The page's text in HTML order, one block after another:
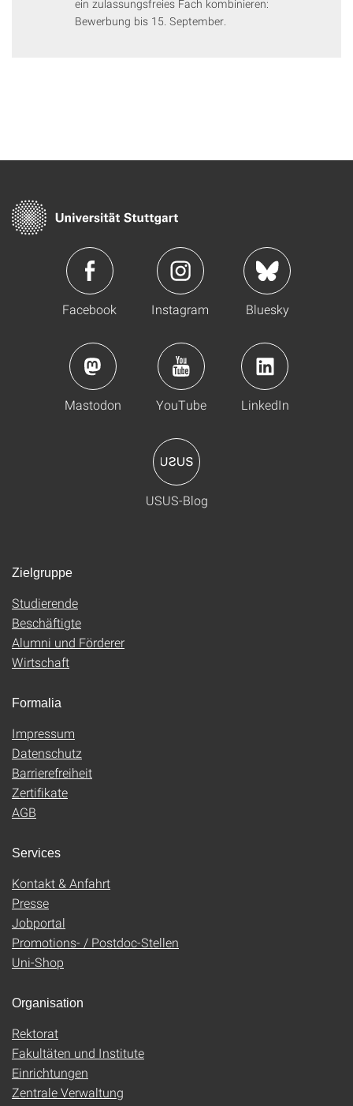
ein zulassungsfreies Fach kombinieren:
Bewerbung bis 15. September.
Facebook Instagram Bluesky
Mastodon YouTube LinkedIn
USUS-Blog
Zielgruppe
Studierende
Beschäftigte
Alumni und Förderer
Wirtschaft
Formalia
Impressum
Datenschutz
Barrierefreiheit
Zertifikate
AGB
Services
Kontakt & Anfahrt
Presse
Jobportal
Promotions- / Postdoc-Stellen
Uni-Shop
Organisation
Rektorat
Fakultäten und Institute
Einrichtungen
Zentrale Verwaltung